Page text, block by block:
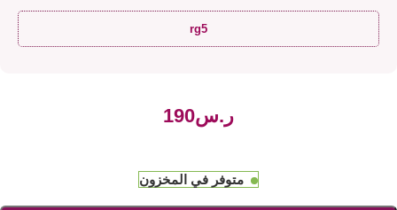
rg5
ر.س
متوفر في المخزون